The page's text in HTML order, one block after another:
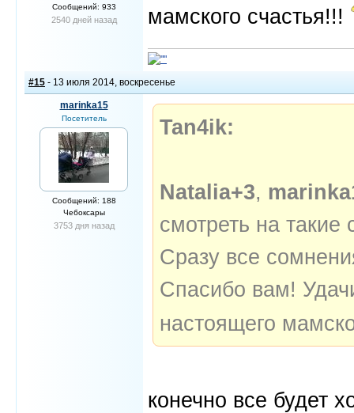
Сообщений: 933
2540 дней назад
мамского счастья!!!
#15 - 13 июля 2014, воскресенье
marinka15
Посетитель
Сообщений: 188
Чебоксары
3753 дня назад
Tan4ik:
Natalia+3,
смотреть на
Сразу все
Спасибо вам!
настоящего
конечно все будет